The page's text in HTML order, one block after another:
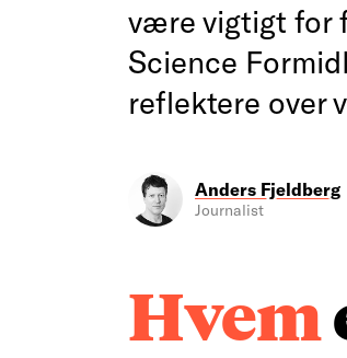
være vigtigt for
Science
reflektere over
Anders Fjeldberg
Journalist
Hvem